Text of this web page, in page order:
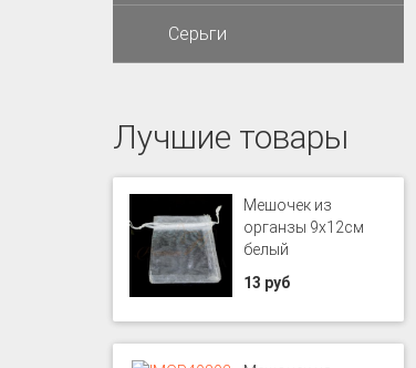
Серьги
Лучшие товары
Мешочек из
органзы 9х12см
белый
13 руб